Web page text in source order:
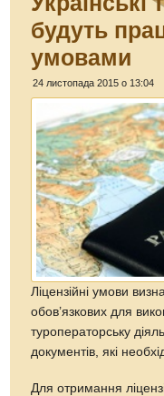
будуть
умовами
24 листопада 2015 о 13:04
Ліцензійні умови
обов’язкових для
туроператорську
документів, які
Для отримання